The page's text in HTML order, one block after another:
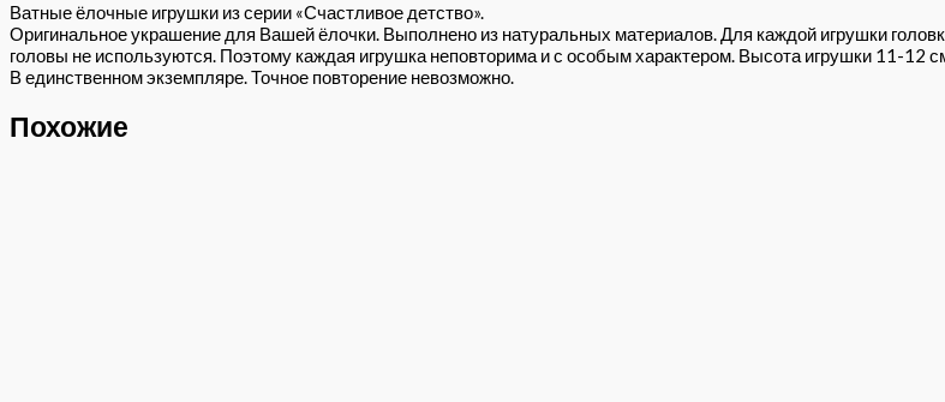
Ватные ёлочные игрушки из серии «Счастливое детство».
Оригинальное украшение для Вашей ёлочки. Выполнено из натуральных материалов. Для каждой игрушки
головы не используются. Поэтому каждая игрушка неповторима и с особым характером. Высота игрушки 11-12
В единственном экземпляре. Точное повторение невозможно.
Похожие